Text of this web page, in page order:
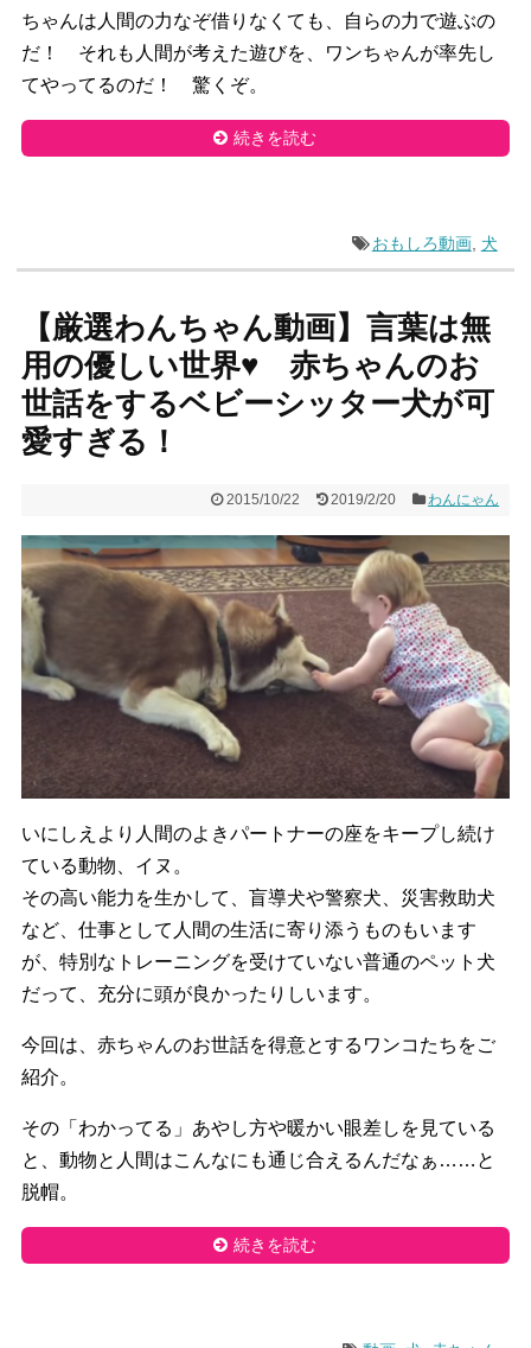
ちゃんは人間の力なぞ借りなくても、自らの力で遊ぶの
だ！ それも人間が考えた遊びを、ワンちゃんが率先し
てやってるのだ！ 驚くぞ。
続きを読む
おもしろ動画, 犬
【厳選わんちゃん動画】言葉は無
用の優しい世界♥︎ 赤ちゃんのお
世話をするベビーシッター犬が可
愛すぎる！
2015/10/22 2019/2/20 わんにゃん
いにしえより人間のよきパートナーの座をキープし続け
ている動物 、イヌ。
その高い能力を生かして、盲導犬や警察犬、 災害救助犬
など、仕事として人間の生活に寄り添うものもいます
が、特別なトレーニングを受けていない普通のペット犬
だって、 充分に頭が良かったりしいます。
今回は、赤ちゃんのお世話を得意とするワンコたちをご
紹介。
その「わかってる」あやし方や暖かい眼差しを見ている
と、動物と人間はこんなにも通じ合えるんだなぁ……と
脱帽。
続きを読む